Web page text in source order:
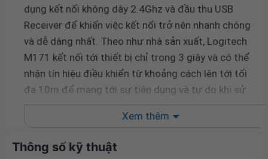
dụng kết nối không dây 2.4Ghz và đầu thu USB
Receiver để khiến việc kết nối trở nên nhanh chóng
và dễ dàng nhất. Theo như nhà sản xuất, Logitech
M171 kết nối tới thiết bị chỉ trong 3 giây và có thể
nhận tín hiệu điều khiển từ khoảng cách lên tới tối
đa 10m để mang tới sự tiện dụng và tự do khi sử
dụng.
Xem thêm
Thông số kỹ thuật